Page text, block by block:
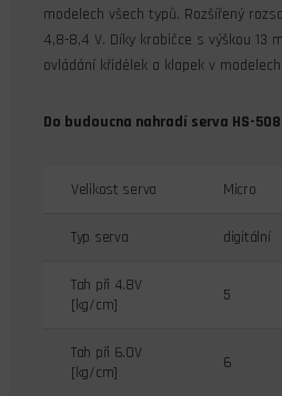
modelech všech typů. Rozšířený
4,8-8,4 V. Díky krabičce s výškou 13
ovládání křidélek a klapek v
Do budoucna nahradí serva HS-
Velikost serva Micro
Typ serva digitální
Tah při 4.8V
[kg/cm]
5
Tah při 6.0V
[kg/cm]
6